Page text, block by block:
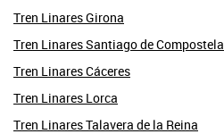
Tren Linares Girona
Tren Linares Santiago de Compostela
Tren Linares Cáceres
Tren Linares Lorca
Tren Linares Talavera de la Reina